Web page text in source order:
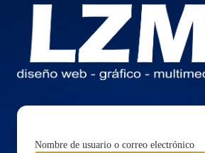
Nombre de usuario o correo electrónico